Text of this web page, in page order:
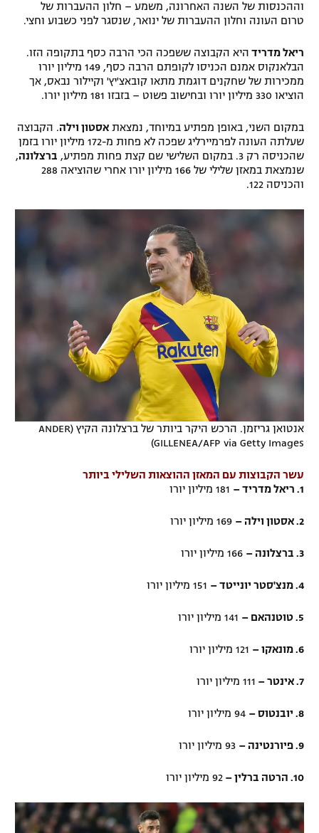
תקנון עבור פעילות אלקטרה
תקנון עבור פעילות ספורט 1 – "מרלן"
תנאי שימוש
מדיניות פרטיות
תקנון פעילות ספורט 1
רשיון להקרנה פומבית לבית עסק
הצטרפות לחבילת הערוצים
לוח דרושים – ג'ובנט
המגזין
פוטבול אמריקאי NFL
ספורט אתגרי ואקסטרים
גיימינג E-Sports
וההכנסות של השנה האחרונה, משמע – חלון ההעברות של
טרום העונה וחלון ההעברות של ינואר, שנסגר לפני כשבוע וחצי.
ריאל מדריד היא הקבוצה ששפכה הכי הרבה כסף בתקופה הזו.
הבלאנקוס אמנם הכניסו לקופתם הרבה כסף, 149 מיליון יורו
ממכירות של שחקנים דוגמת מתאו קובאצ'יץ' וקיילור נבאס, אך
הוציאו 330 מיליון יורו ובחישוב פשוט – בזבזו 181 מיליון יורו.
במקום השני, באופן מפתיע במיוחד, נמצאת אסטון וילה. הקבוצה
שעלתה העונה לפרמיירליג שפכה לא פחות מ-172 מיליון יורו בזמן
שהכניסה רק 3. במקום השלישי שם קצת פחות מפתיע,
ברצלונה,
שנמצאת במאזן שלילי של 166 מיליון יורו אחרי שהוציאה 288
והכניסה 122.
אנטואן גריזמן. הרכש היקר ביותר של ברצלונה הקיץ (ANDER
GILLENEA/AFP via Getty Images)
עשר הקבוצות עם המאזן ההוצאות השלילי ביותר
1. ריאל מדריד –
2. אסטון וילה –
3. ברצלונה –
4. מנצ'סטר יונייטד –
5. טוטנהאם –
6. מונאקו –
7. אינטר – 111 מיליון יורו
8. יובנטוס –
9. פיורנטינה –
10. הרטה ברלין – 92 מיליון יורו